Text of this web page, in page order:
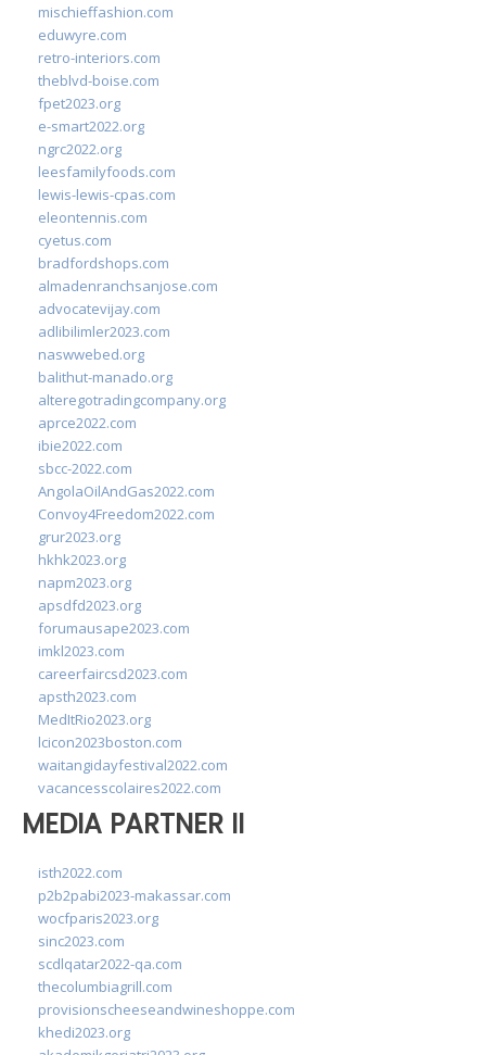
mischieffashion.com
eduwyre.com
retro-interiors.com
theblvd-boise.com
fpet2023.org
e-smart2022.org
ngrc2022.org
leesfamilyfoods.com
lewis-lewis-cpas.com
eleontennis.com
cyetus.com
bradfordshops.com
almadenranchsanjose.com
advocatevijay.com
adlibilimler2023.com
naswwebed.org
balithut-manado.org
alteregotradingcompany.org
aprce2022.com
ibie2022.com
sbcc-2022.com
AngolaOilAndGas2022.com
Convoy4Freedom2022.com
grur2023.org
hkhk2023.org
napm2023.org
apsdfd2023.org
forumausape2023.com
imkl2023.com
careerfaircsd2023.com
apsth2023.com
MedItRio2023.org
lcicon2023boston.com
waitangidayfestival2022.com
vacancesscolaires2022.com
MEDIA PARTNER II
isth2022.com
p2b2pabi2023-makassar.com
wocfparis2023.org
sinc2023.com
scdlqatar2022-qa.com
thecolumbiagrill.com
provisionscheeseandwineshoppe.com
khedi2023.org